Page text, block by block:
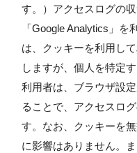
す。）アクセスログの
「Google Analytics」
は、クッキーを利用し
しますが、個人を特定
利用者は、ブラウザ設
ることで、アクセスロ
す。なお、クッキーを
に影響はありません。